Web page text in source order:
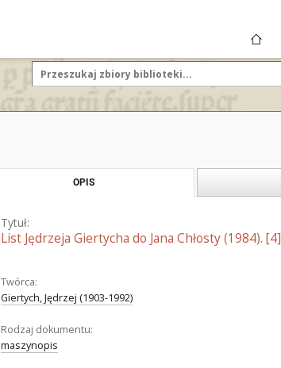
OPIS
Tytuł:
List Jędrzeja Giertycha do Jana Chłosty (1984). [4]
Twórca:
Giertych, Jędrzej (1903-1992)
Rodzaj dokumentu:
maszynopis